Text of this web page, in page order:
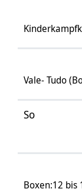
Vale- Tudo
So
Boxen:12 bis